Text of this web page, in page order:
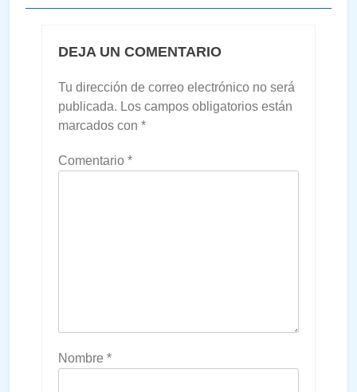
DEJA UN COMENTARIO
Tu dirección de correo electrónico no será
publicada. Los campos obligatorios están
marcados con *
Comentario *
Nombre *